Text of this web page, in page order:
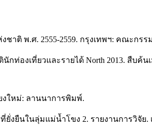
าติ พ.ศ. 2555-2559. กรุงเทพฯ: คณะกร
ท่องเที่ยวและรายได้ North 2013. สืบค้น
งใหม่: ลานนาการพิมพ์.
งยืนในลุ่มแม่น้ำโขง 2. รายงานการวิจัย.